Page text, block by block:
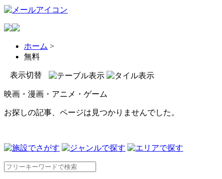
ホーム >
無料
表示切替
映画・漫画・アニメ・ゲーム
お探しの記事、ページは見つかりませんでした。